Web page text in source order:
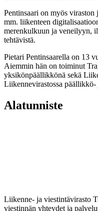
Pentinsaari on myös viraston
mm. liikenteen
merenkulkuun ja veneilyyn,
tehtävistä.
Pietari Pentinsaarella on 13
Aiemmin hän on toiminut
yksikönpäällikkönä sekä
Liikennevirastossa päällikkö-
Alatunniste
Liikenne- ja viestintävirasto
viestinnän yhteydet ja